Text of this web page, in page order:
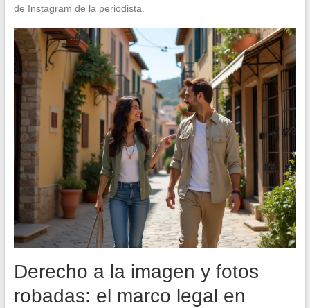
de Instagram de la periodista.
Derecho a la imagen y fotos
robadas: el marco legal en